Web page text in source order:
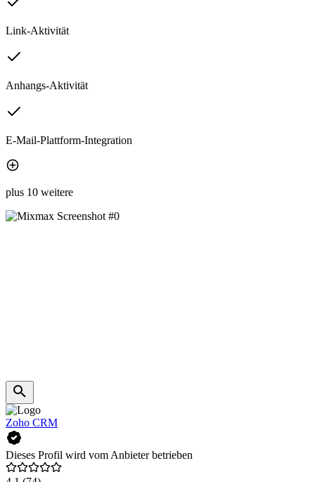
Link-Aktivität
Anhangs-Aktivität
E-Mail-Plattform-Integration
plus 10 weitere
Zoho CRM
Dieses Profil wird vom Anbieter betrieben